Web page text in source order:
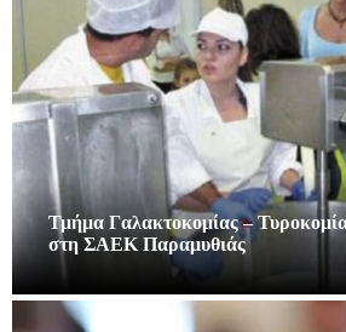
Τμήμα Γαλακτοκομίας –
στη ΣΑΕΚ Παραμυθιάς